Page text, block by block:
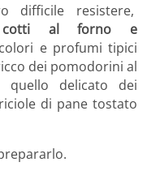
difficile resistere,
cotti al forno e
e profumi tipici
dei pomodorini al
delicato dei
di pane tostato